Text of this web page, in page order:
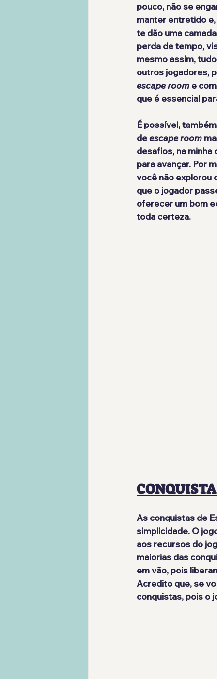
pouco, não se
manter entretido
te dão uma
perda de tempo,
mesmo assim,
outros jogadores,
escape room e
que é essencial
É possível,
de escape room
desafios, na
para avançar. Por
você não explorou
que o jogador
oferecer um bom
toda certeza.
As conquistas de
simplicidade. O
aos recursos do
maiorias das
em vão, pois
Acredito que, se
conquistas, pois o